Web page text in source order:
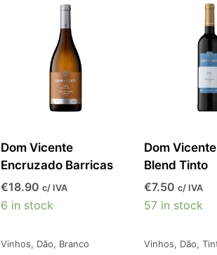
Dom Vicente
Encruzado Barricas
€18.90 c/ IVA
6 in stock
Vinhos, Dão, Branco
Dom
Blend Tinto
€7.50 c/ IVA
57 in stock
Vinhos, Dão,